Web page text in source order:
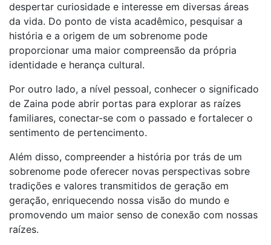
despertar curiosidade e interesse em diversas áreas
da vida. Do ponto de vista acadêmico, pesquisar a
história e a origem de um sobrenome pode
proporcionar uma maior compreensão da própria
identidade e herança cultural.
Por outro lado, a nível pessoal, conhecer o significado
de Zaina pode abrir portas para explorar as raízes
familiares, conectar-se com o passado e fortalecer o
sentimento de pertencimento.
Além disso, compreender a história por trás de um
sobrenome pode oferecer novas perspectivas sobre
tradições e valores transmitidos de geração em
geração, enriquecendo nossa visão do mundo e
promovendo um maior senso de conexão com nossas
raízes.